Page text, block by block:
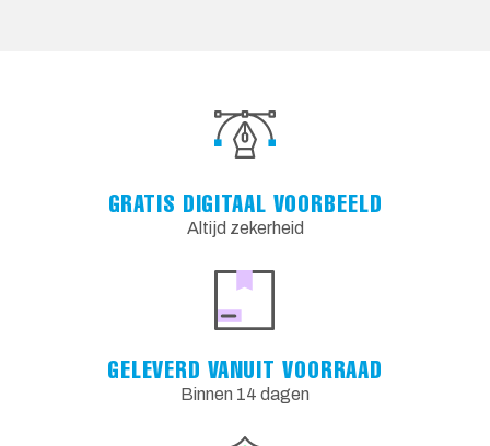
GRATIS DIGITAAL VOORBEELD
Altijd zekerheid
GELEVERD VANUIT VOORRAAD
Binnen 14 dagen